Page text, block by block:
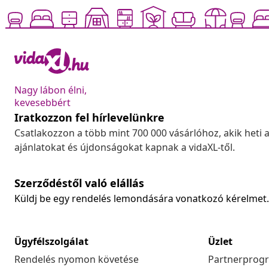
Nagy lábon élni,
kevesebbért
Iratkozzon fel hírlevelünkre
Csatlakozzon a több mint 700 000 vásárlóhoz, akik heti
ajánlatokat és újdonságokat kapnak a vidaXL-től.
Szerződéstől való elállás
Küldj be egy rendelés lemondására vonatkozó kérelmet.
Ügyfélszolgálat
Rendelés nyomon követése
Üzlet